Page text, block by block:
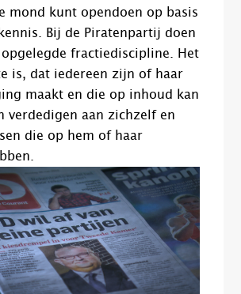
mond kunt opendoen op basis
Bij de Piratenpartij doen
fractiediscipline. Het
is, dat iedereen zijn of haar
maakt en die op inhoud kan
verdedigen aan zichzelf en
die op hem of haar